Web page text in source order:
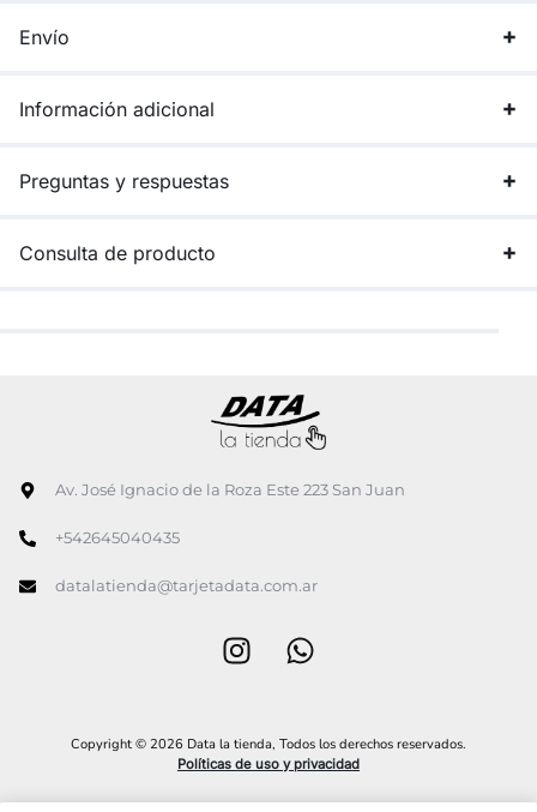
Envío
Información adicional
Preguntas y respuestas
Consulta de producto
Av. José Ignacio de la Roza Este 223 San Juan
+542645040435
datalatienda@tarjetadata.com.ar
Copyright © 2026 Data la tienda, Todos los derechos reservados.
Políticas de uso y privacidad